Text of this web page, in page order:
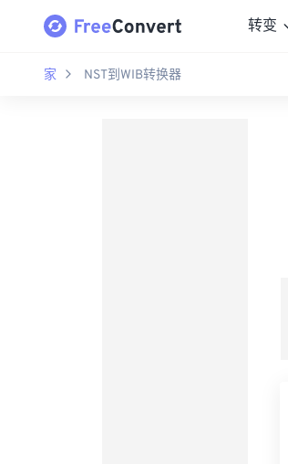
转变
家 NST到WIB转换器